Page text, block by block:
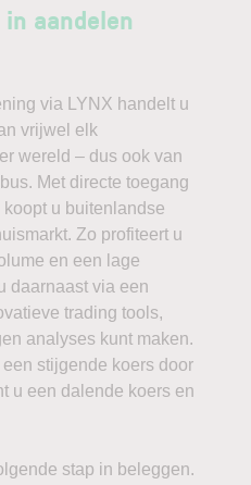
in aandelen
via LYNX handelt u
vrijwel elk
wereld – dus ook van
Met directe toegang
u buitenlandse
Zo profiteert u
en een lage
daarnaast via een
trading tools,
analyses kunt maken.
stijgende koers door
u een dalende koers en
stap in beleggen.